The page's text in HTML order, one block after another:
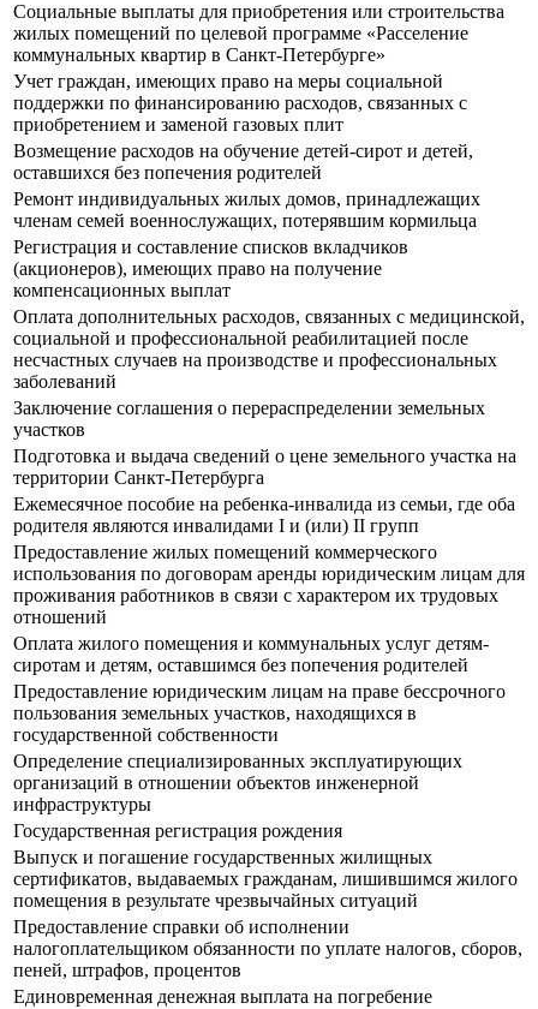
Социальные выплаты для приобретения или строительства
жилых помещений по целевой программе «Расселение
коммунальных квартир в Санкт-Петербурге»
Учет граждан, имеющих право на меры социальной
поддержки по финансированию расходов, связанных с
приобретением и заменой газовых плит
Возмещение расходов на обучение детей-сирот и детей,
оставшихся без попечения родителей
Ремонт индивидуальных жилых домов, принадлежащих
членам семей военнослужащих, потерявшим кормильца
Регистрация и составление списков вкладчиков
(акционеров), имеющих право на получение
компенсационных выплат
Оплата дополнительных расходов, связанных с медицинской,
социальной и профессиональной реабилитацией после
несчастных случаев на производстве и профессиональных
заболеваний
Заключение соглашения о перераспределении земельных
участков
Подготовка и выдача сведений о цене земельного участка на
территории Санкт-Петербурга
Ежемесячное пособие на ребенка-инвалида из семьи, где оба
родителя являются инвалидами I и (или) II групп
Предоставление жилых помещений коммерческого
использования по договорам аренды юридическим лицам для
проживания работников в связи с характером их трудовых
отношений
Оплата жилого помещения и коммунальных услуг детям-
сиротам и детям, оставшимся без попечения родителей
Предоставление юридическим лицам на праве бессрочного
пользования земельных участков, находящихся в
государственной собственности
Определение специализированных эксплуатирующих
организаций в отношении объектов инженерной
инфраструктуры
Государственная регистрация рождения
Выпуск и погашение государственных жилищных
сертификатов, выдаваемых гражданам, лишившимся жилого
помещения в результате чрезвычайных ситуаций
Предоставление справки об исполнении
налогоплательщиком обязанности по уплате налогов, сборов,
пеней, штрафов, процентов
Единовременная денежная выплата на погребение